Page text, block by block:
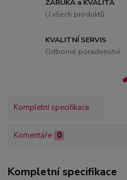
ZÁRUKA a KVALITA
U všech produktů
KVALITNÍ SERVIS
Odborné poradenství
Kompletní specifikace
Komentáře 0
Kompletní specifikace